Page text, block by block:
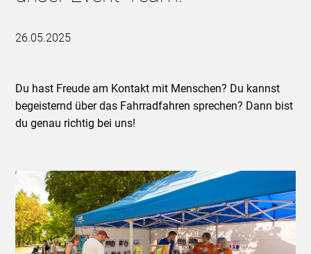
26.05.2025
Du hast Freude am Kontakt mit Menschen? Du kannst
begeisternd über das Fahrradfahren sprechen? Dann bist
du genau richtig bei uns!